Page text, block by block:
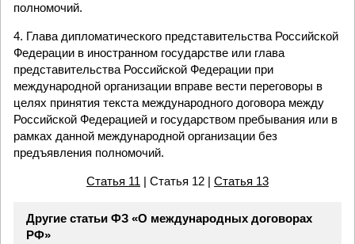
полномочий.
4. Глава дипломатического представительства Российской
Федерации в иностранном государстве или глава
представительства Российской Федерации при
международной организации вправе вести переговоры в
целях принятия текста международного договора между
Российской Федерацией и государством пребывания или в
рамках данной международной организации без
предъявления полномочий.
Статья 11 | Статья 12 | Статья 13
Другие статьи ФЗ «О международных договорах
РФ»